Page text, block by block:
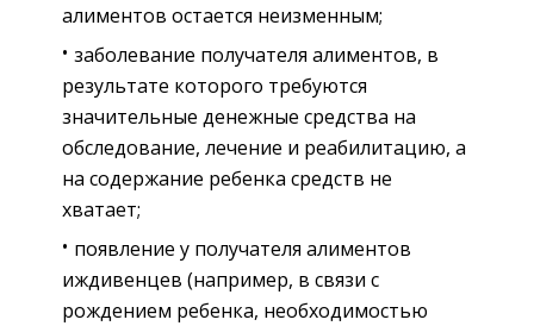
алиментов остается неизменным;
заболевание получателя алиментов, в
результате которого требуются
значительные денежные средства на
обследование, лечение и реабилитацию, а
на содержание ребенка средств не
хватает;
появление у получателя алиментов
иждивенцев (например, в связи с
рождением ребенка, необходимостью